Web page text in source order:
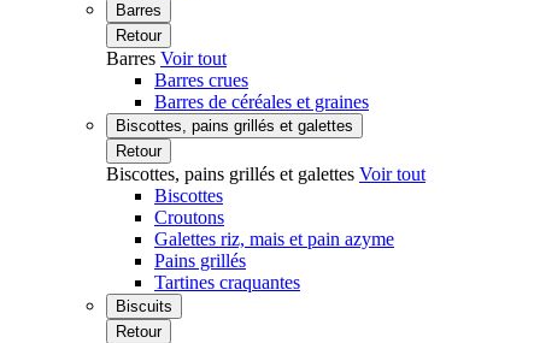
Barres
Retour
Barres Voir tout
Barres crues
Barres de céréales et graines
Biscottes, pains grillés et galettes
Retour
Biscottes, pains grillés et galettes Voir tout
Biscottes
Croutons
Galettes riz, mais et pain azyme
Pains grillés
Tartines craquantes
Biscuits
Retour